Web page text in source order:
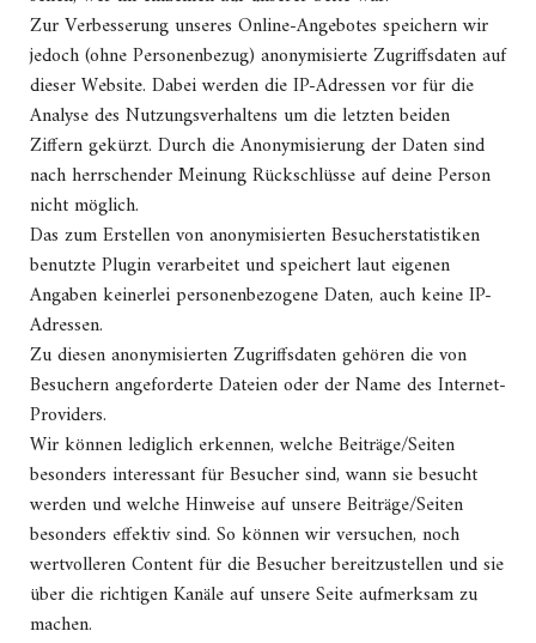
Zur Verbesserung unseres Online-Angebotes speichern wir
jedoch (ohne Personenbezug) anonymisierte Zugriffsdaten auf
dieser Website. Dabei werden die IP-Adressen vor für die
Analyse des Nutzungsverhaltens um die letzten beiden
Ziffern gekürzt. Durch die Anonymisierung der Daten sind
nach herrschender Meinung Rückschlüsse auf deine Person
nicht möglich.
Das zum Erstellen von anonymisierten Besucherstatistiken
benutzte Plugin verarbeitet und speichert laut eigenen
Angaben keinerlei personenbezogene Daten, auch keine IP-
Adressen.
Zu diesen anonymisierten Zugriffsdaten gehören die von
Besuchern angeforderte Dateien oder der Name des Internet-
Providers.
Wir können lediglich erkennen, welche Beiträge/Seiten
besonders interessant für Besucher sind, wann sie besucht
werden und welche Hinweise auf unsere Beiträge/Seiten
besonders effektiv sind. So können wir versuchen, noch
wertvolleren Content für die Besucher bereitzustellen und sie
über die richtigen Kanäle auf unsere Seite aufmerksam zu
machen.